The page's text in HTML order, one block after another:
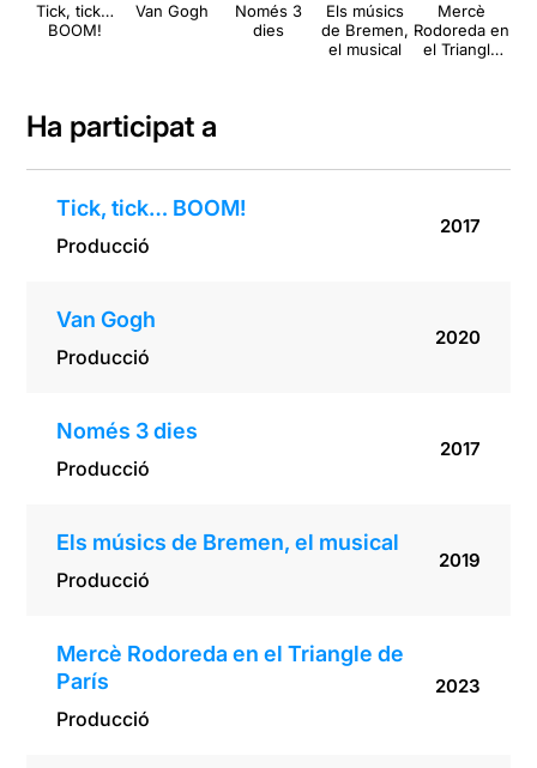
Tick, tick…
BOOM!
Van Gogh
Només 3
dies
Els músics
de Bremen,
el musical
Mercè
Rodoreda en
el Triangle
Ha participat a
Tick, tick… BOOM!
Producció
2017
Van Gogh
Producció
2020
Només 3 dies
Producció
2017
Els músics de Bremen, el musical
Producció
2019
Mercè Rodoreda en el Triangle de
París
Producció
2023